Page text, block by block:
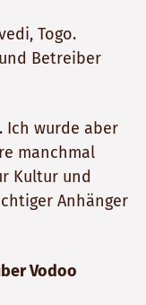
Togo.
Betreiber
Ich wurde aber
manchmal
Kultur und
Anhänger
Vodoo